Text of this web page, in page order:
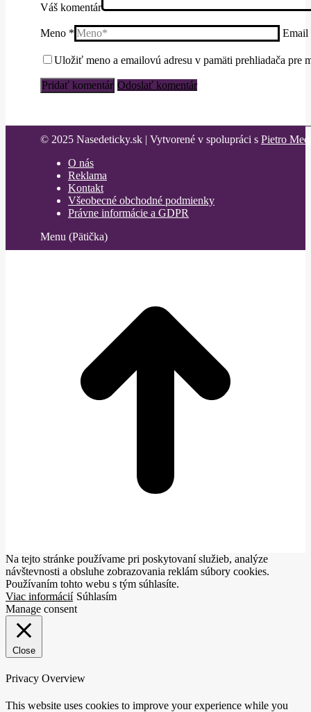
Váš komentár
Meno *
Uložiť meno a emailovú adresu v pamäti prehliadača pre
Odoslať komentár
© 2025 Nasedeticky.sk | Vytvorené v spolupráci s Pietro
O nás
Reklama
Kontakt
Všeobecné obchodné podmienky
Právne informácie a GDPR
Menu (Pätička)
Na tejto stránke používame pri poskytovaní služieb, analýze
návštevnosti a obsluhe zobrazovania reklám súbory cookies.
Používaním tohto webu s tým súhlasíte.
Viac informácií Súhlasím
Manage consent
Close
Privacy Overview
This website uses cookies to improve your experience while you